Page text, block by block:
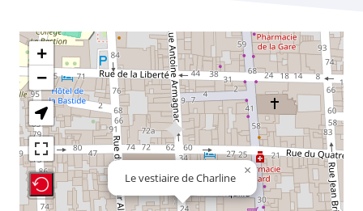
Le vestiaire de Charline ×
+
−
Recenter Map